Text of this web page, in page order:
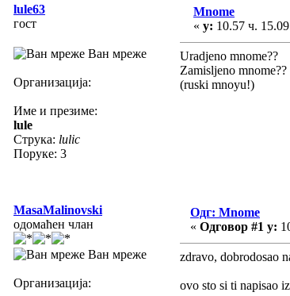
lule63
гост
Ван мреже
Организација:
Име и презиме:
lule
Струка: lulic
Поруке: 3
Mnome
« у: 10.57 ч.
Uradjeno mnome??
Zamisljeno mnome??
(ruski mnoyu!)
MasaMalinovski
одомаћен члан
Ван мреже
Организација:
Одг: Mnome
« Одговор #1 у:
zdravo, dobrodosao
ovo sto si ti napisao